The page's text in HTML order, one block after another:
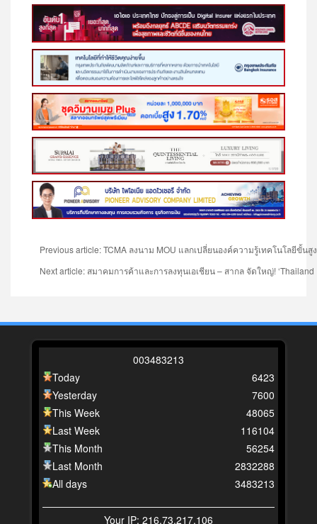
Previous article: TCMA ลงนาม MOU แลกเปลี่ยนองค์ความรู้เทคโนโลยีขั้น
Next article: สมาคมการค้าและการลงทุนเอเชียน – สากล จัดใหญ่!
003483213
Today
Yesterday
This Week
Last Week
This Month
Last Month
All days
6423
7600
48065
116104
56254
2832288
3483213
Your IP: 216.73.217.106